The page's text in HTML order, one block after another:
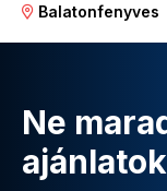
Balatonfenyves
Ne